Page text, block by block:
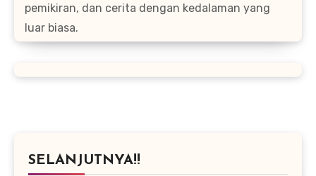
pemikiran, dan cerita dengan kedalaman yang
luar biasa.
SELANJUTNYA!!